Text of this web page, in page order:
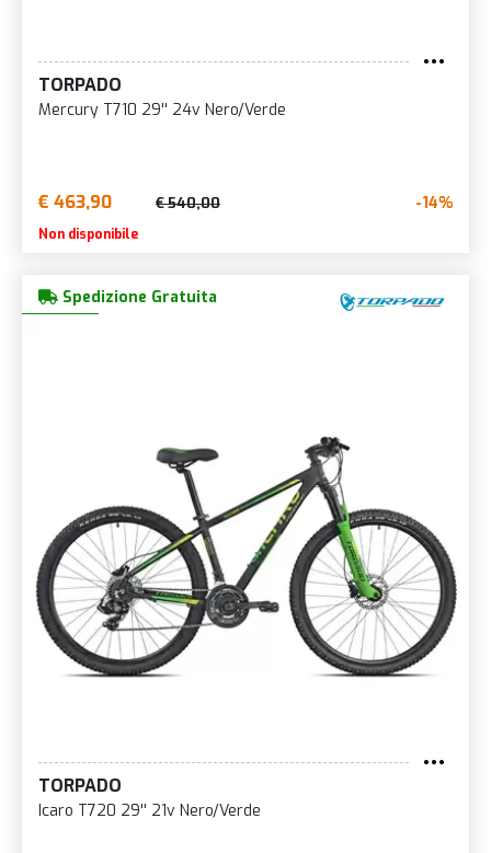
TORPADO
Mercury T710 29'' 24v Nero/Verde
€ 463,90 € 540,00 -14%
Non disponibile
Spedizione Gratuita
TORPADO
Icaro T720 29'' 21v Nero/Verde